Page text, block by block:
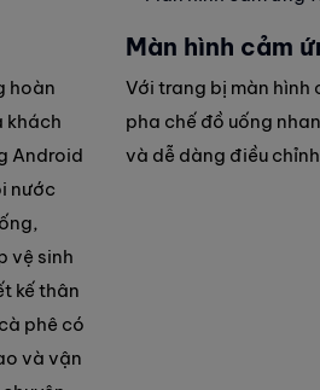
hoàn
khách
Android
nước
vệ sinh
kế thân
phê có
và vận
Màn hình cảm
Với trang bị màn hình
pha chế đồ uống
và dễ dàng điều